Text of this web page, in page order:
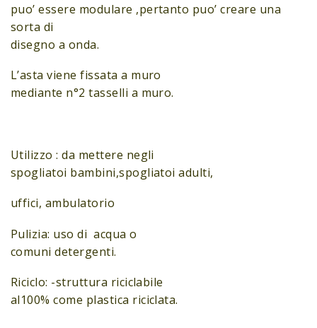
puo’ essere modulare ,pertanto puo’ creare una
sorta di
disegno a onda.
L’asta viene fissata a muro
mediante n°2 tasselli a muro.
Utilizzo : da mettere negli
spogliatoi bambini,spogliatoi adulti,
uffici, ambulatorio
Pulizia: uso di acqua o
comuni detergenti.
Riciclo: -struttura riciclabile
al100% come plastica riciclata.